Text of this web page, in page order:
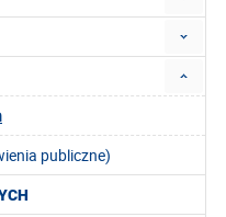
publiczne)